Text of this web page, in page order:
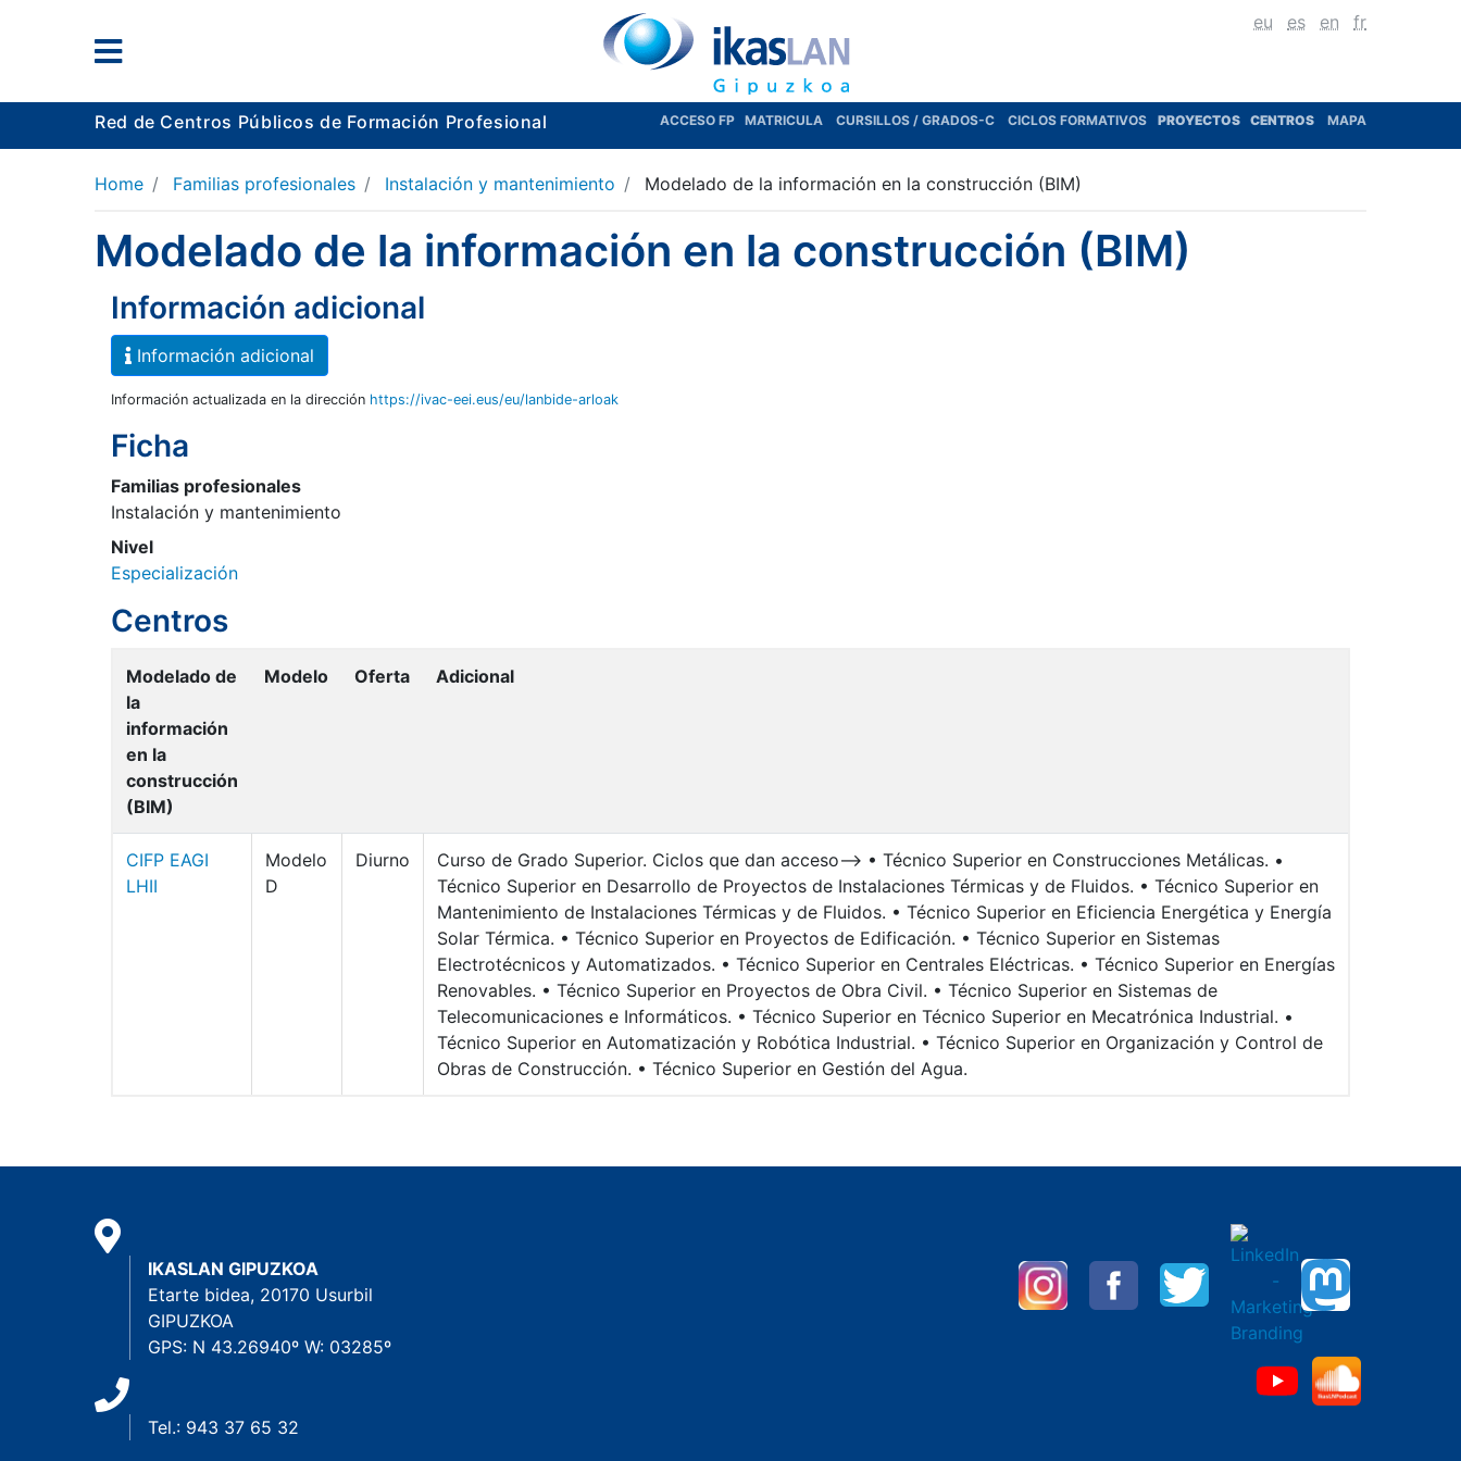
eu es en fr
Red de Centros Públicos de Formación Profesional ACCESO FP MATRICULA CURSILLOS / GRADOS-C CICLOS FORMATIVOS PROYECTOS CENTROS MAPA
Home Familias profesionales Instalación y mantenimiento Modelado de la información en la construcción (BIM)
Modelado de la información en la construcción (BIM)
Información adicional
Información adicional
Información actualizada en la dirección https://ivac-eei.eus/eu/lanbide-arloak
Ficha
Familias profesionales
Instalación y mantenimiento
Nivel
Especialización
Centros
Modelado de
la
información
en la
construcción
(BIM)
Modelo Oferta Adicional
CIFP EAGI
LHII
Modelo
D
Diurno
Curso de Grado Superior. Ciclos que dan acceso--> • Técnico Superior en Construcciones Metálicas. •
Técnico Superior en Desarrollo de Proyectos de Instalaciones Térmicas y de Fluidos. • Técnico Superior en
Mantenimiento de Instalaciones Térmicas y de Fluidos. • Técnico Superior en Eficiencia Energética y Energía
Solar Térmica. • Técnico Superior en Proyectos de Edificación. • Técnico Superior en Sistemas
Electrotécnicos y Automatizados. • Técnico Superior en Centrales Eléctricas. • Técnico Superior en Energías
Renovables. • Técnico Superior en Proyectos de Obra Civil. • Técnico Superior en Sistemas de
Telecomunicaciones e Informáticos. • Técnico Superior en Técnico Superior en Mecatrónica Industrial. •
Técnico Superior en Automatización y Robótica Industrial. • Técnico Superior en Organización y Control de
Obras de Construcción. • Técnico Superior en Gestión del Agua.
IKASLAN GIPUZKOA
Etarte bidea, 20170 Usurbil
GIPUZKOA
GPS: N 43.26940º W: 03285º
Tel.: 943 37 65 32